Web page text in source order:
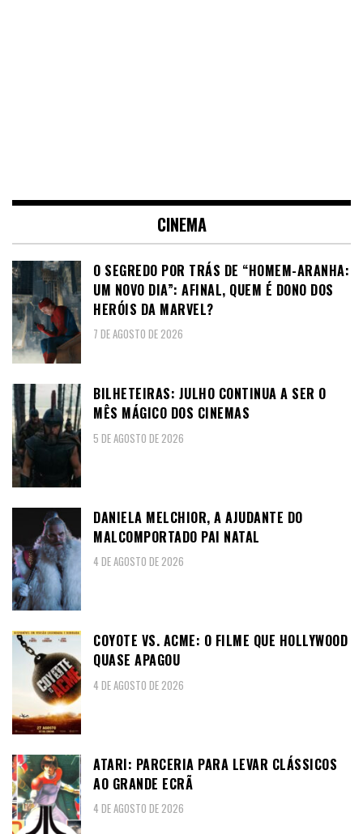
CINEMA
O SEGREDO POR TRÁS DE “HOMEM-ARANHA:
UM NOVO DIA”: AFINAL, QUEM É DONO DOS
HERÓIS DA MARVEL?
7 DE AGOSTO DE 2026
BILHETEIRAS: JULHO CONTINUA A SER O
MÊS MÁGICO DOS CINEMAS
5 DE AGOSTO DE 2026
DANIELA MELCHIOR, A AJUDANTE DO
MALCOMPORTADO PAI NATAL
4 DE AGOSTO DE 2026
COYOTE VS. ACME: O FILME QUE HOLLYWOOD
QUASE APAGOU
4 DE AGOSTO DE 2026
ATARI: PARCERIA PARA LEVAR CLÁSSICOS
AO GRANDE ECRÃ
4 DE AGOSTO DE 2026